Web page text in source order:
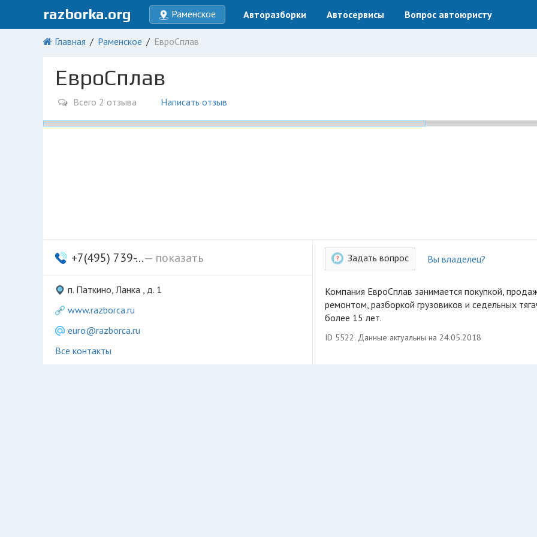
razborka.org Раменское Авторазборки Автосервисы Вопрос автоюристу
Главная Раменское ЕвроСплав
ЕвроСплав
Всего 2 отзыва Написать отзыв
+7(495) 739-...— показать
п. Паткино, Ланка , д. 1
www.razborca.ru
euro@razborca.ru
Все контакты
Задать вопрос Вы владелец?
Компания ЕвроСплав занимается покупкой, продажей,
ремонтом, разборкой грузовиков и седельных
более 15 лет.
ID 5522. Данные актуальны на 24.05.2018